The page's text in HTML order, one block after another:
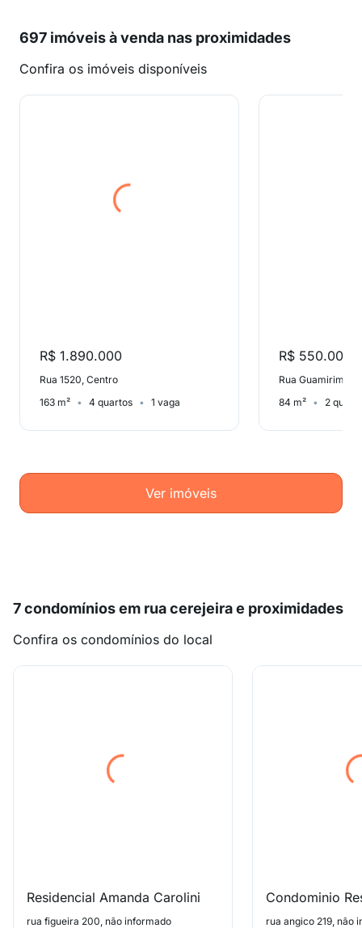
697 imóveis à venda nas proximidades
Confira os imóveis disponíveis
R$ 1.890.000
Rua 1520, Centro
163 m²
4 quartos 1 vaga
R$ 550.000
Rua Guamirim,
84 m²
2
Ver imóveis
7 condomínios em rua cerejeira e proximidades
Confira os condomínios do local
Residencial Amanda Carolini
rua figueira 200, não informado
rua angico 219, não